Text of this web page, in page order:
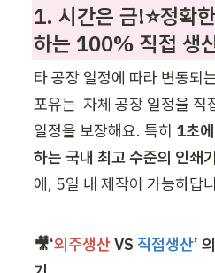
1. 시간은 금!⭐정확
하는 100% 직접 생
타 공장 일정에 따라 변동되
포유는  자체 공장 일정을 직
일정을 보장해요. 특히 1초
하는 국내 최고 수준의 인쇄
에, 5일 내 제작이 가능하답
🎥‘외주생산 VS 직접생산’